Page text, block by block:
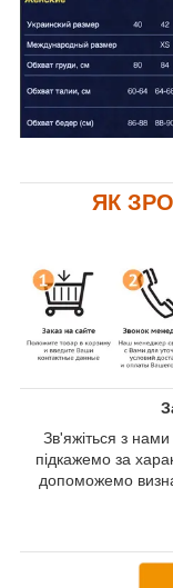
ЯК
Зв'яжіться з
підкажемо за
допоможемо